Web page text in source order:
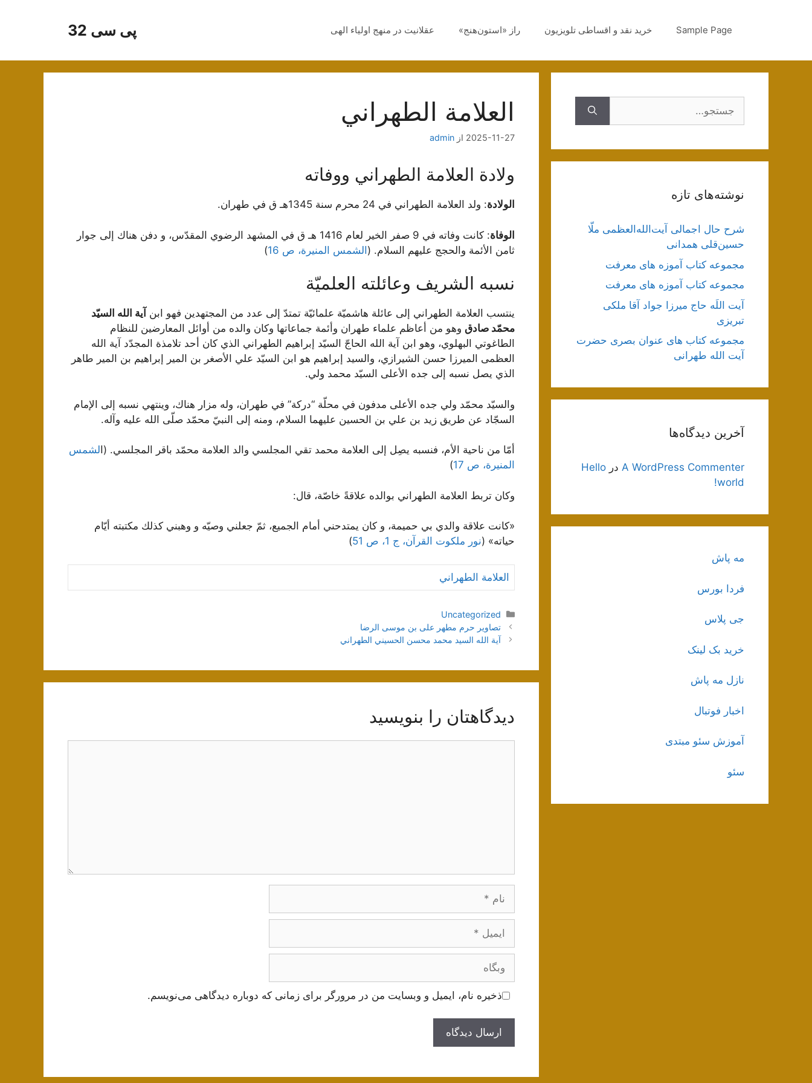
پی سی 32 Sample Page خرید نقد و اقساطی تلویزیون راز «استون‌هنج» عقلانیت در منهج اولیاء الهی
العلامة الطهراني
2025-11-27 از admin
ولادة العلامة الطهراني ووفاته
الولادة: ولد العلامة الطهراني في 24 محرم سنة 1345هـ ق في طهران.
الوفاة
: كانت وفاته في 9 صفر الخير لعام 1416 هـ ق في المشهد الرضوي المقدّس، و دفن هناك إلى جوار
ثامن الأئمة والحجج عليهم السلام. (الشمس المنيرة، ص 16 )
نسبه الشريف وعائلته العلميّة
ينتسب العلامة الطهراني إلى عائلة هاشميّة علمائيّة تمتدّ إلى عدد من المجتهدين فهو ابن آية الله السيّد
محمّد صادق وهو من أعاظم علماء طهران وأئمة جماعاتها وكان والده من أوائل المعارضين للنظام
الطاغوتي البهلوي، وهو ابن آية الله الحاجّ السيّد إبراهيم الطهراني الذي كان أحد تلامذة المجدّد آية الله
العظمى الميرزا حسن الشيرازي، والسيد إبراهيم هو ابن السيّد علي الأصغر بن المير إبراهيم بن المير طاهر
الذي يصل نسبه إلى جده الأعلى السيّد محمد ولي.
والسيّد محمّد ولي جده الأعلى مدفون في محلّة “دركة” في طهران، وله مزار هناك، وينتهي نسبه إلى الإمام
السجّاد عن طريق زيد بن علي بن الحسين عليهما السلام، ومنه إلى النبيّ محمّد صلّى الله عليه وآله.
أمّا من ناحية الأم، فنسبه يصِل إلى العلامة محمد تقي المجلسي والد العلامة محمّد باقر المجلسي. (ا لشمس
المنيرة، ص 17
)
وكان تربط العلامة الطهراني بوالده علاقةً خاصّة، قال:
«كانت علاقة والدي بي حميمة، و كان يمتدحني أمام الجميع، ثمّ جعلني وصيّه و وهبني كذلك مكتبته أيّام
حياته» (نور ملكوت القرآن، ج 1، ص 51 )
العلامة الطهراني
دسته‌ها
Uncategorized
ناوبری
نوشته‌ها
تصاویر حرم مطهر علی بن موسی الرضا
آية الله السيد محمد محسن الحسيني الطهراني
دیدگاهتان را بنویسید
وبگاه
ذخیره نام، ایمیل و وبسایت من در مرورگر برای زمانی که دوباره دیدگاهی می‌نویسم.
نوشته‌های تازه
شرح حال اجمالی آیت‌الله‌العظمی ملّا
حسین‌قلی همدانی
مجموعه کتاب آموزه های معرفت
مجموعه کتاب آموزه های معرفت
آیت اللَه حاج میرزا جواد آقا ملکی
تبریزی
مجموعه کتاب های عنوان بصری حضرت
آیت الله طهرانی
آخرین دیدگاه‌ها
A WordPress Commenter در Hello
world!
مه پاش
فردا بورس
جی پلاس
خرید بک لینک
نازل مه پاش
اخبار فوتبال
آموزش سئو مبتدی
سئو